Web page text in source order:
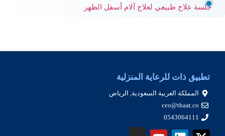
جلسة علاج طبيعي لعلاج آلام أسفل الظهر
تطبيق ذات للرعاية المنزلية
المملكة العربية السعودية, الرياض
ceo@thaat.co
0543064111